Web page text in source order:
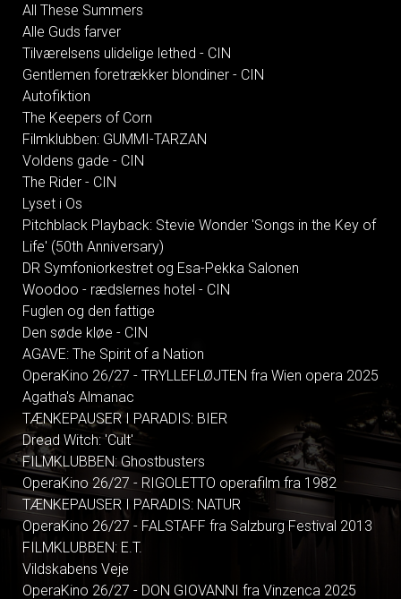
All These Summers
Alle Guds farver
Tilværelsens ulidelige lethed - CIN
Gentlemen foretrækker blondiner - CIN
Autofiktion
The Keepers of Corn
Filmklubben: GUMMI-TARZAN
Voldens gade - CIN
The Rider - CIN
Lyset i Os
Pitchblack Playback: Stevie Wonder 'Songs in the Key of
Life' (50th Anniversary)
DR Symfoniorkestret og Esa-Pekka Salonen
Woodoo - rædslernes hotel - CIN
Fuglen og den fattige
Den søde kløe - CIN
AGAVE: The Spirit of a Nation
OperaKino 26/27 - TRYLLEFLØJTEN fra Wien opera 2025
Agatha's Almanac
TÆNKEPAUSER I PARADIS: BIER
Dread Witch: 'Cult'
FILMKLUBBEN: Ghostbusters
OperaKino 26/27 - RIGOLETTO operafilm fra 1982
TÆNKEPAUSER I PARADIS: NATUR
OperaKino 26/27 - FALSTAFF fra Salzburg Festival 2013
FILMKLUBBEN: E.T.
Vildskabens Veje
OperaKino 26/27 - DON GIOVANNI fra Vinzenca 2025